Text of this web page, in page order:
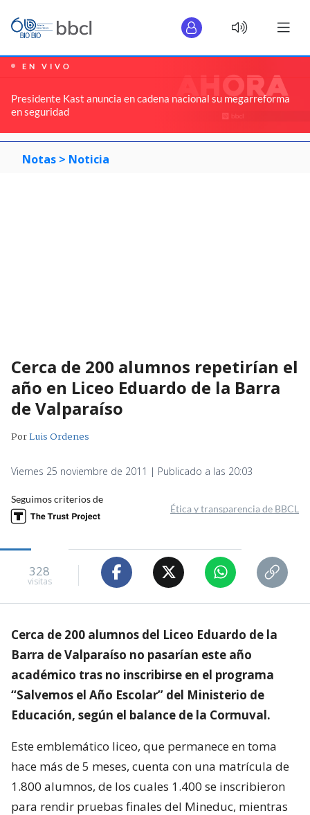
EN VIVO
Presidente Kast anuncia en cadena nacional su megarreforma
en seguridad
Notas > Noticia
Cerca de 200 alumnos repetirían el
año en Liceo Eduardo de la Barra
de Valparaíso
PorLuis Ordenes
Viernes 25 noviembre de 2011 | Publicado a las 20:03
Seguimos criterios de
Ética y transparencia de BBCL
328
visitas
Cerca de 200 alumnos del Liceo Eduardo de la
Barra de Valparaíso no pasarían este año
académico tras no inscribirse en el programa
“Salvemos el Año Escolar” del Ministerio de
Educación, según el balance de la Cormuval.
Este emblemático liceo, que permanece en toma
hace más de 5 meses, cuenta con una matrícula de
1.800 alumnos, de los cuales 1.400 se inscribieron
para rendir pruebas finales del Mineduc, mientras